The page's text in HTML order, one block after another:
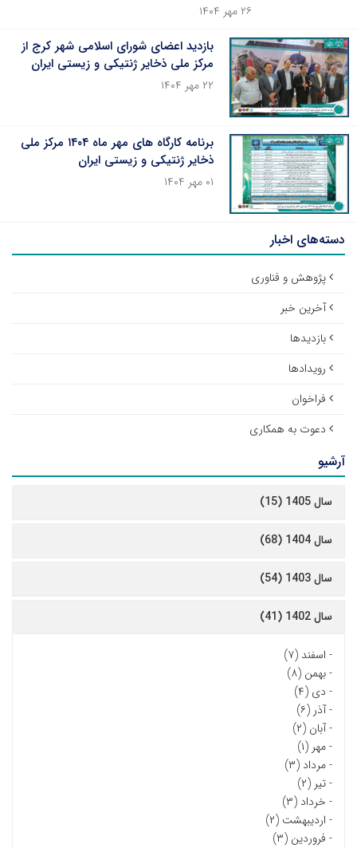
۲۶ مهر ۱۴۰۴
بازدید اعضای شورای اسلامی شهر کرج از
مرکز ملی ذخایر ژنتیکی و زیستی ایران
۲۲ مهر ۱۴۰۴
برنامه کارگاه های مهر ماه ۱۴۰۴ مرکز ملی
ذخایر ژنتیکی و زیستی ایران
۰۱ مهر ۱۴۰۴
دسته‌های اخبار
پژوهش و فناوری
آخرین خبر
بازدیدها
رویدادها
فراخوان
دعوت به همکاری
آرشیو
سال 1405 (15)
سال 1404 (68)
سال 1403 (54)
سال 1402 (41)
- اسفند (۷)
-بهمن (۸)
- دی (۴)
-آذر (۶)
-آبان (۲)
-مهر (۱)
-مرداد (۳)
-تیر (۲)
- خرداد (۳)
- اردیبهشت (۲)
- فروردین (۳)